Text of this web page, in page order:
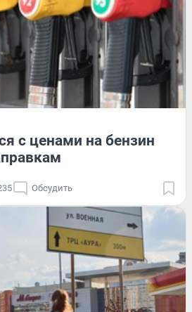
с ценами на бензин
Обсудить